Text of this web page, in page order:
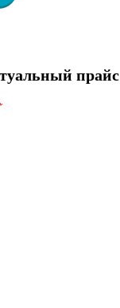
прайс